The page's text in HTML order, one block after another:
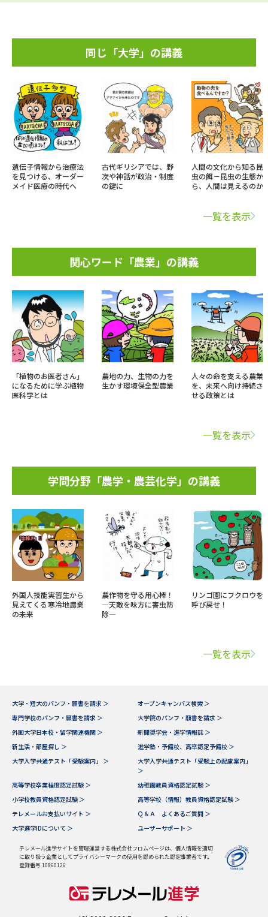
同じ「大学」の講義
遺伝子情報から治療法
を見つける、オーダー
メイド医療の時代へ
古代ギリシアでは、野
次や神話が政治・制度
の鍵に
人間の文化から知る昆
虫の餌－昆虫の生態か
ら、人間は見えるのか
一覧を表示
関心ワード「農業」の講義
「植物のお医者さん」
になるために学ぶ植物
医科学とは
農地の力、生物の力を
生かす環境保全型農業
人々の命を支える農業
を、未来へ向け持続さ
せる政策とは
一覧を表示
学問分野「農学・農芸化学」の講義
外国人技能実習生から
見えてくる寒冷地農業
の未来
農作物を守る用心棒！
―天敵を味方に害虫防
除―
リンゴ園にフクロウを
呼び戻せ！
一覧を表示
大学・短大のパンフ・願書を請求 ＞
オープンキャンパス検索 ＞
専門学校のパンフ・願書を請求 ＞
大学院のパンフ・願書を請求 ＞
外国大学日本校・留学関連機関 ＞
新聞奨学会・進学情報誌 ＞
新生活・部屋探し ＞
進学塾・予備校、高卒認定予備校 ＞
大学入学共通テスト「受験案内」 ＞
大学入学共通テスト「受験上の配慮案内」
＞
高等学校卒業程度認定試験 ＞
幼稚園教員資格認定試験 ＞
小学校教員資格認定試験 ＞
高等学校（情報）教員資格認定試験 ＞
テレメールお支払いサイト ＞
Ｑ＆Ａ よくあるご質問 ＞
大学進学IDについて ＞
ユーザーサポート ＞
テレメール進学サイトを管理運営する株式会社フロムページは、個人情報を適切
に取り扱う企業としてプライバシーマークの使用を認められた認定事業者です。
登録番号 10860126